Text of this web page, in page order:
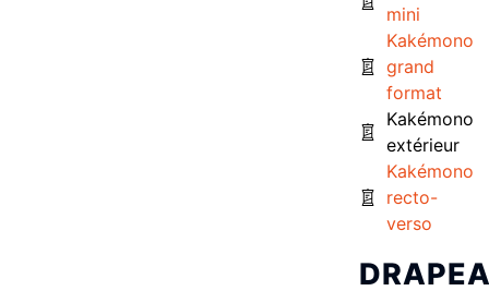
mini
Kakémono
grand
format
Kakémono
extérieur
Kakémono
recto-
verso